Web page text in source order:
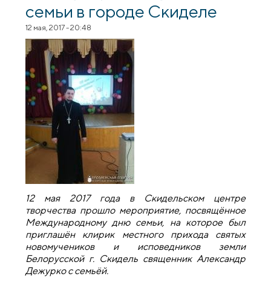
семьи в городе Скиделе
12 мая, 2017 - 20:48
12 мая 2017 года в Скидельском центре
творчества прошло мероприятие, посвящённое
Международному дню семьи, на которое был
приглашён клирик местного прихода святых
новомучеников и исповедников земли
Белорусской г. Скидель священник Александр
Дежурко с семьёй.